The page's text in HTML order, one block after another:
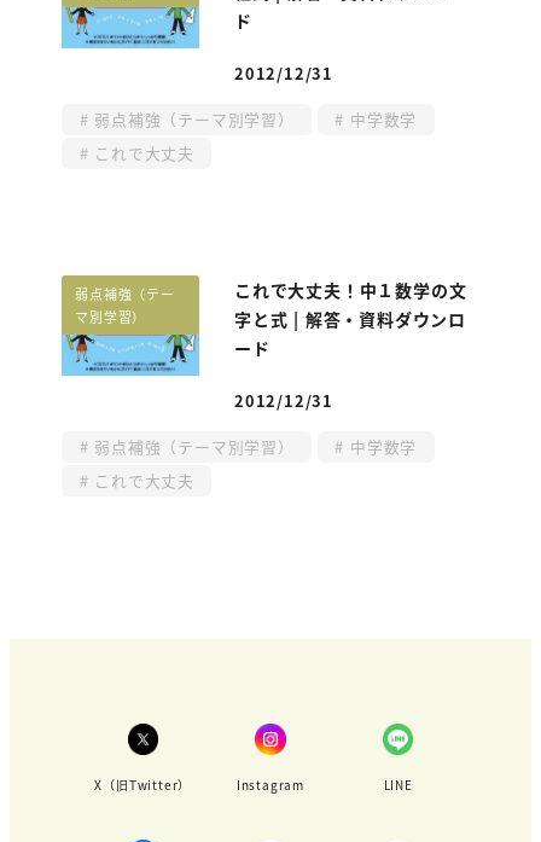
ド
投稿日
2012/12/31
弱点補強（テーマ別学習）
中学数学
これで大丈夫
弱点補強（テー
マ別学習）
これで大丈夫！中１数学の文
字と式 | 解答・資料ダウンロ
ード
投稿日
2012/12/31
弱点補強（テーマ別学習）
中学数学
これで大丈夫
X（旧Twitter） Instagram LINE